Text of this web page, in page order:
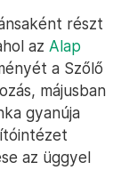
részt
az Alap
a Szőlő
májusban
gyanúja
az üggyel